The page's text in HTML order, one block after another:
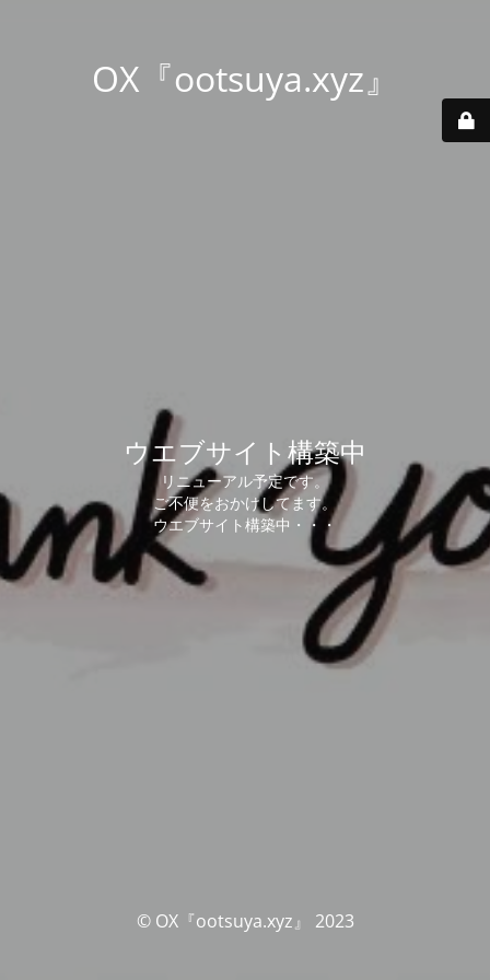
OX『ootsuya.xyz』
ウエブサイト構築中
リニューアル予定です。
ご不便をおかけしてます。
ウエブサイト構築中・・・
© OX『ootsuya.xyz』 2023